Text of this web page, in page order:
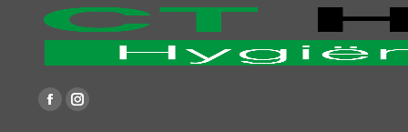
Vind ons op:
FacebookInstagram